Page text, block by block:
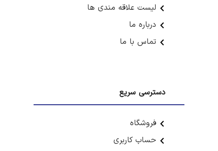
لیست علاقه مندی ها
درباره ما
تماس با ما
دسترسی سریع
فروشگاه
حساب کاربری